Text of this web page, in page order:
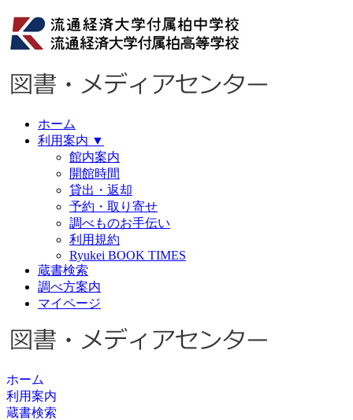
ホーム
利用案内 ▼
館内案内
開館時間
貸出・返却
予約・取り寄せ
調べものお手伝い
利用規約
Ryukei BOOK TIMES
蔵書検索
調べ方案内
マイページ
ホーム
利用案内
蔵書検索